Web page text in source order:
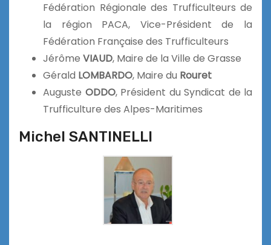
Fédération Régionale des Trufficulteurs de
la région PACA, Vice-Président de la
Fédération Française des Trufficulteurs
Jérôme VIAUD, Maire de la Ville de Grasse
Gérald LOMBARDO, Maire du Rouret
Auguste ODDO, Président du Syndicat de la
Trufficulture des Alpes-Maritimes
Michel SANTINELLI